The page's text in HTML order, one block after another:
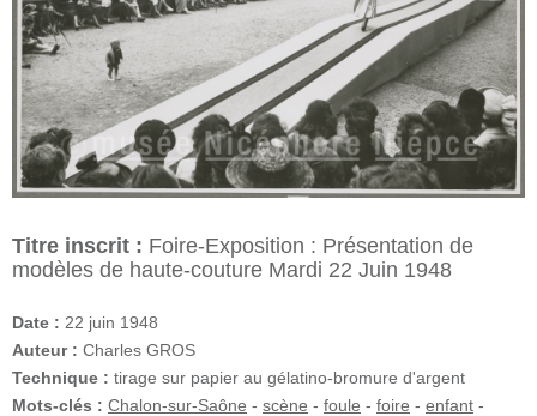
Titre inscrit : Foire-Exposition : Présentation de
modèles de haute-couture Mardi 22 Juin 1948
Date : 22 juin 1948
Auteur : Charles GROS
Technique : tirage sur papier au gélatino-bromure d'argent
Mots-clés : Chalon-sur-Saône - scène - foule - foire - enfant -